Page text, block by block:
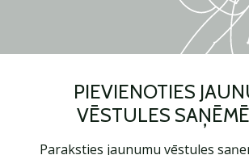
PIEVIENOTIES
VĒSTULES
Paraksties jaunumu vēstules